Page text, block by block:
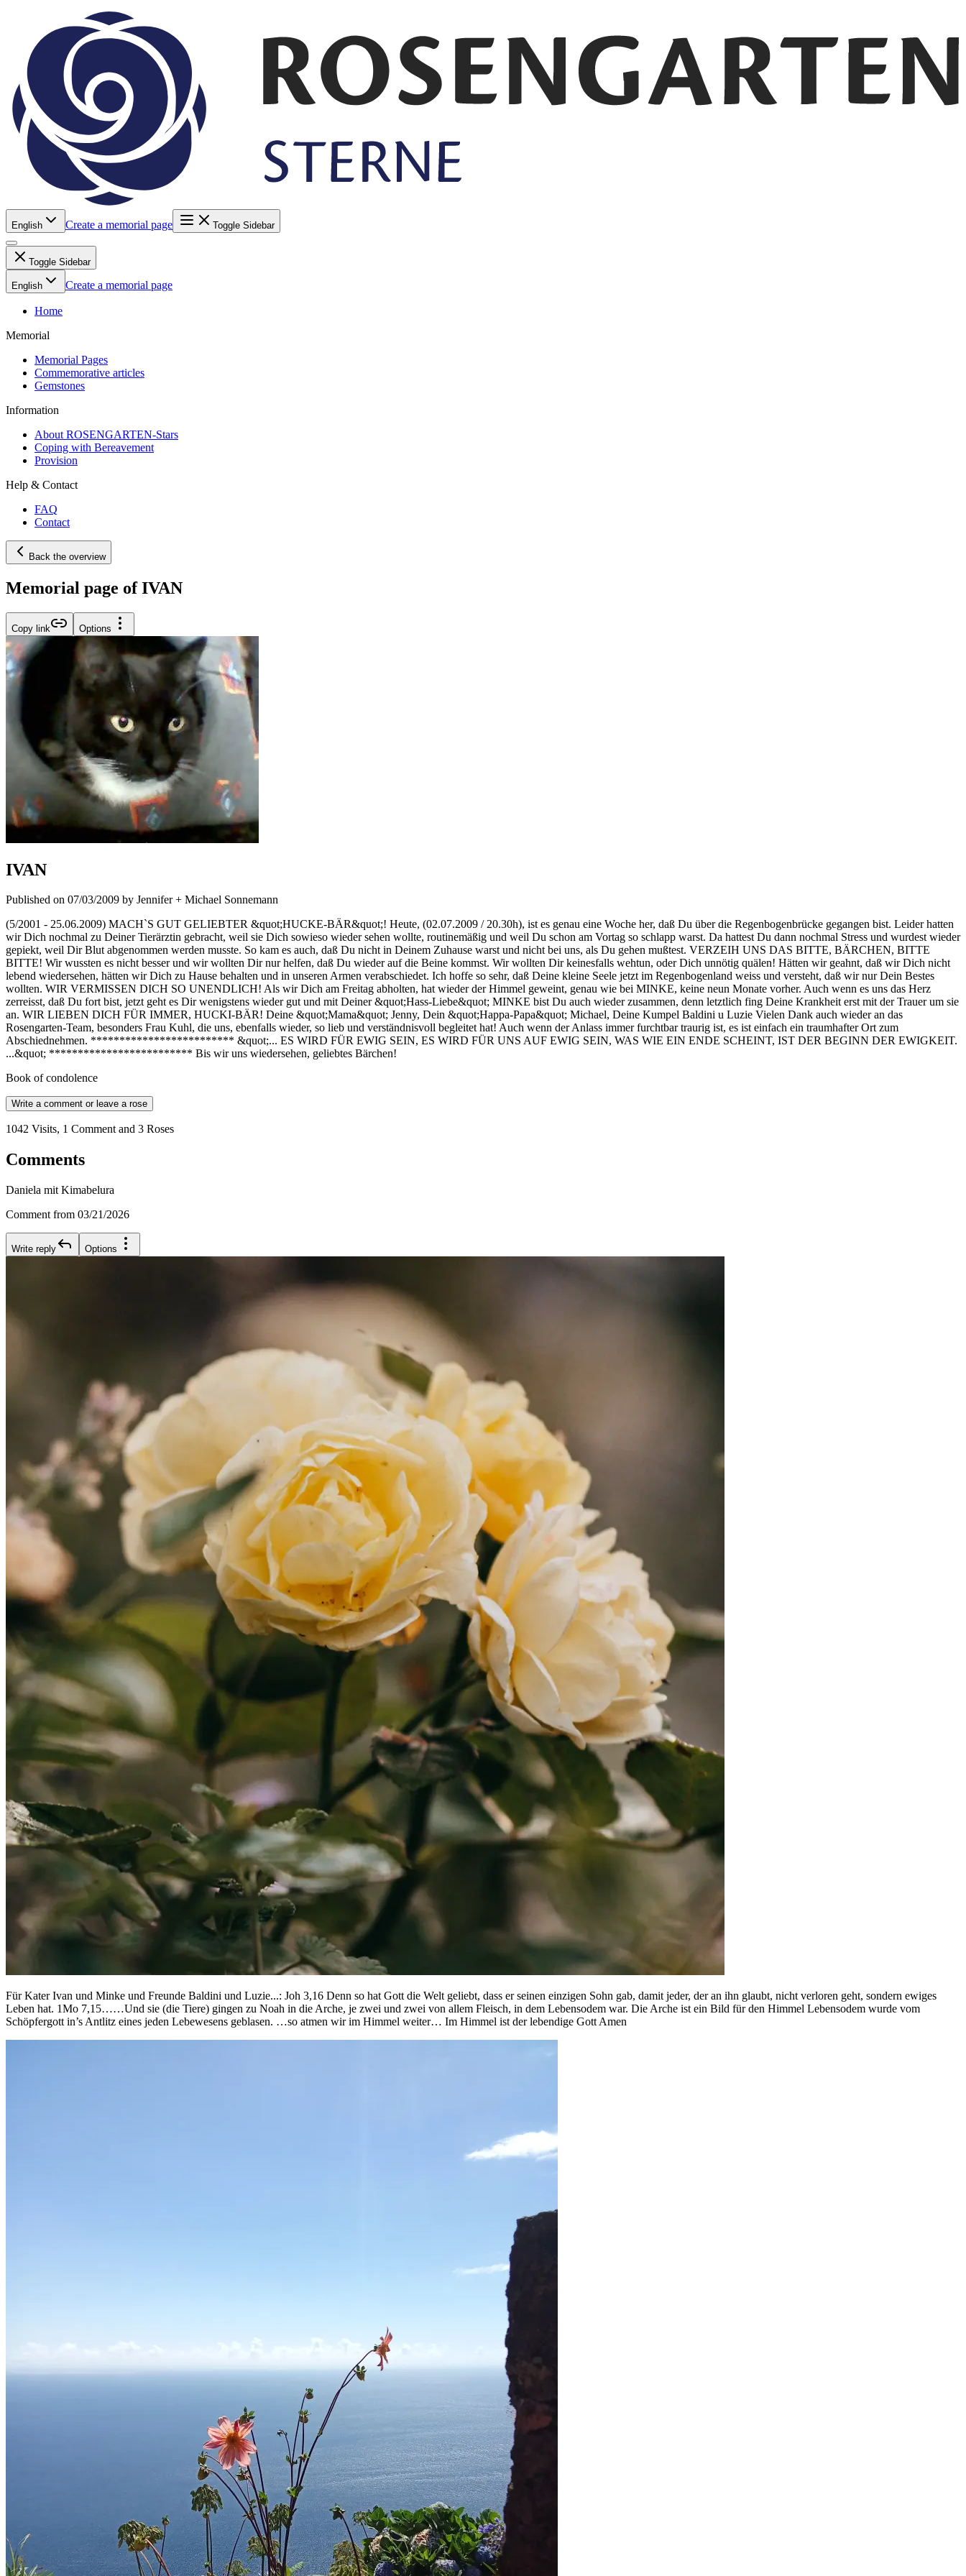
English Create a memorial page Toggle Sidebar
Toggle Sidebar
English Create a memorial page
Home
Memorial
Memorial Pages
Commemorative articles
Gemstones
Information
About ROSENGARTEN-Stars
Coping with Bereavement
Provision
Help & Contact
FAQ
Contact
Back the overview
Memorial page of IVAN
Copy link Options
IVAN
Published on 07/03/2009 by Jennifer + Michael Sonnemann
(5/2001 - 25.06.2009) MACH`S GUT GELIEBTER &quot;HUCKE-BÄR&quot;! Heute, (02.07.2009 / 20.30h), ist es genau eine Woche her, daß Du über die Regenbogenbrücke gegangen bist. Leider hatten
wir Dich nochmal zu Deiner Tierärztin gebracht, weil sie Dich sowieso wieder sehen wollte, routinemäßig und weil Du schon am Vortag so schlapp warst. Da hattest Du dann nochmal Stress und wurdest wieder
gepiekt, weil Dir Blut abgenommen werden musste. So kam es auch, daß Du nicht in Deinem Zuhause warst und nicht bei uns, als Du gehen mußtest. VERZEIH UNS DAS BITTE, BÄRCHEN, BITTE
BITTE! Wir wussten es nicht besser und wir wollten Dir nur helfen, daß Du wieder auf die Beine kommst. Wir wollten Dir keinesfalls wehtun, oder Dich unnötig quälen! Hätten wir geahnt, daß wir Dich nicht
lebend wiedersehen, hätten wir Dich zu Hause behalten und in unseren Armen verabschiedet. Ich hoffe so sehr, daß Deine kleine Seele jetzt im Regenbogenland weiss und versteht, daß wir nur Dein Bestes
wollten. WIR VERMISSEN DICH SO UNENDLICH! Als wir Dich am Freitag abholten, hat wieder der Himmel geweint, genau wie bei MINKE, keine neun Monate vorher. Auch wenn es uns das Herz
zerreisst, daß Du fort bist, jetzt geht es Dir wenigstens wieder gut und mit Deiner &quot;Hass-Liebe&quot; MINKE bist Du auch wieder zusammen, denn letztlich fing Deine Krankheit erst mit der Trauer um sie
an. WIR LIEBEN DICH FÜR IMMER, HUCKI-BÄR! Deine &quot;Mama&quot; Jenny, Dein &quot;Happa-Papa&quot; Michael, Deine Kumpel Baldini u Luzie Vielen Dank auch wieder an das
Rosengarten-Team, besonders Frau Kuhl, die uns, ebenfalls wieder, so lieb und verständnisvoll begleitet hat! Auch wenn der Anlass immer furchtbar traurig ist, es ist einfach ein traumhafter Ort zum
Abschiednehmen. ************************* &quot;... ES WIRD FÜR EWIG SEIN, ES WIRD FÜR UNS AUF EWIG SEIN, WAS WIE EIN ENDE SCHEINT, IST DER BEGINN DER EWIGKEIT.
...&quot; ************************* Bis wir uns wiedersehen, geliebtes Bärchen!
Book of condolence
Write a comment or leave a rose
1042 Visits, 1 Comment and 3 Roses
Comments
Daniela mit Kimabelura
Comment from 03/21/2026
Write reply Options
Für Kater Ivan und Minke und Freunde Baldini und Luzie...: Joh 3,16 Denn so hat Gott die Welt geliebt, dass er seinen einzigen Sohn gab, damit jeder, der an ihn glaubt, nicht verloren geht, sondern ewiges
Leben hat. 1Mo 7,15……Und sie (die Tiere) gingen zu Noah in die Arche, je zwei und zwei von allem Fleisch, in dem Lebensodem war. Die Arche ist ein Bild für den Himmel Lebensodem wurde vom
Schöpfergott in’s Antlitz eines jeden Lebewesens geblasen. …so atmen wir im Himmel weiter… Im Himmel ist der lebendige Gott Amen